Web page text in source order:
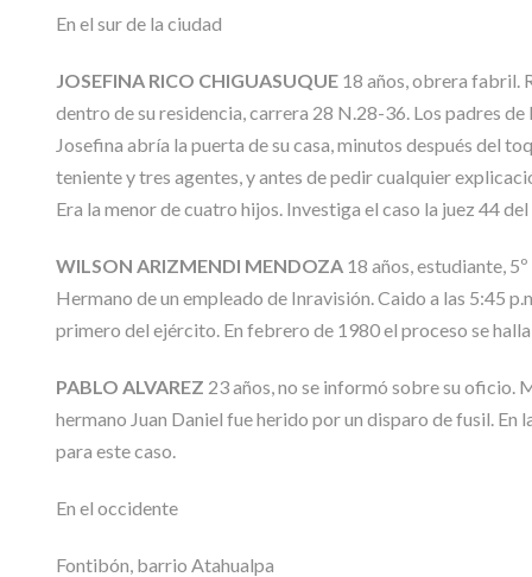
En el sur de la ciudad
JOSEFINA RICO CHIGUASUQUE18 años, obrera fabril.
dentro de su residencia, carrera 28 N.28-36. Los padres
Josefina abría la puerta de su casa, minutos después del
teniente y tres agentes, y antes de pedir cualquier
Era la menor de cuatro hijos. Investiga el caso la juez 44
WILSON ARIZMENDI MENDOZA18 años, estudiante,
Hermano de un empleado de Inravisión. Caido a las 5:45
primero del ejército. En febrero de 1980 el proceso se
PABLO ALVAREZ 23 años, no se informó sobre su oficio.
hermano Juan Daniel fue herido por un disparo de fusil.
para este caso.
En el occidente
Fontibón, barrio Atahualpa